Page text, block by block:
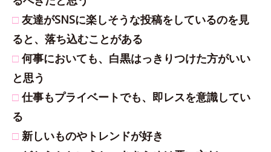
□ 友達がSNSに楽しそうな投稿をしているのを見
ると、落ち込むことがある
□ 何事においても、白黒はっきりつけた方がいい
と思う
□仕事もプライベートでも、即レスを意識してい
る
□ 新しいものやトレンドが好き